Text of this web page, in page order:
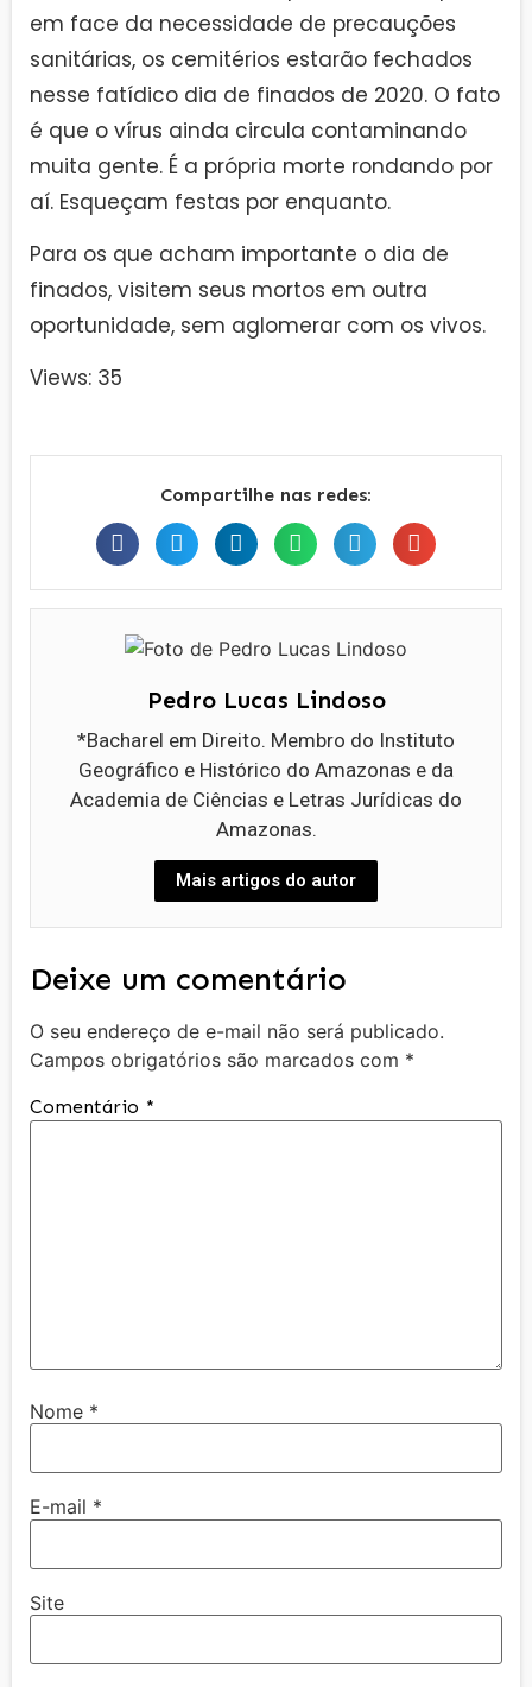
em face da necessidade de precauções
sanitárias, os cemitérios estarão fechados
nesse fatídico dia de finados de 2020. O fato
é que o vírus ainda circula contaminando
muita gente. É a própria morte rondando por
aí. Esqueçam festas por enquanto.
Para os que acham importante o dia de
finados, visitem seus mortos em outra
oportunidade, sem aglomerar com os vivos.
Views: 35
Compartilhe nas redes:
Pedro Lucas Lindoso
*Bacharel em Direito. Membro do Instituto
Geográfico e Histórico do Amazonas e da
Academia de Ciências e Letras Jurídicas do
Amazonas.
Mais artigos do autor
Deixe um comentário
O seu endereço de e-mail não será publicado.
Campos obrigatórios são marcados com *
Comentário *
Nome *
E-mail *
Site